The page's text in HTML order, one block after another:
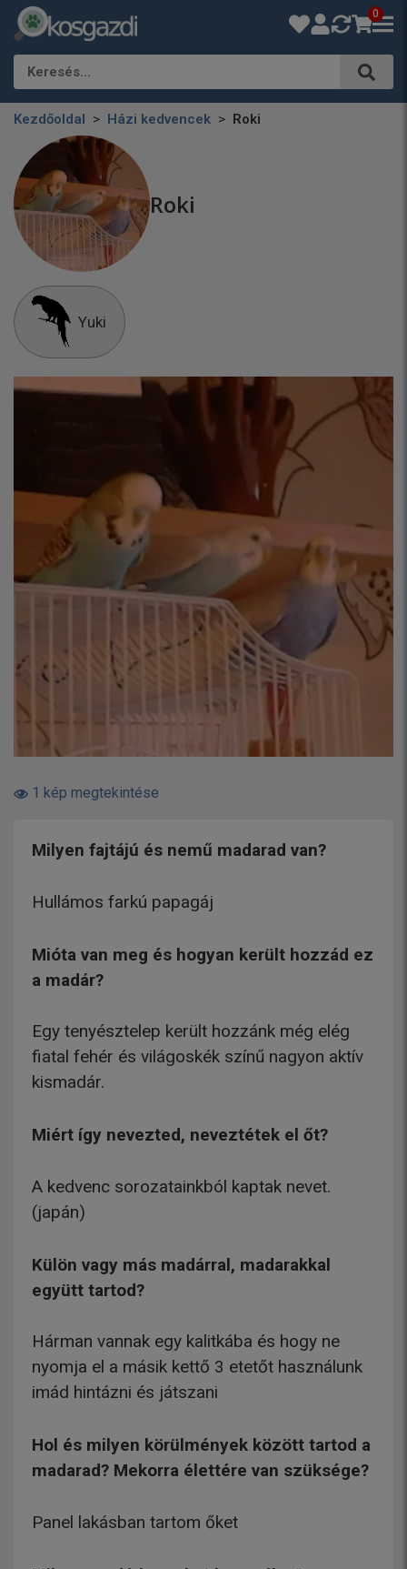
0
Keresés…
Kezdőoldal Házi kedvencek Roki
Roki
Yuki
1 kép megtekintése
Milyen fajtájú és nemű madarad van?
Hullámos farkú papagáj
Mióta van meg és hogyan került hozzád ez
a madár?
Egy tenyésztelep került hozzánk még elég
fiatal fehér és világoskék színű nagyon aktív
kismadár.
Miért így nevezted, neveztétek el őt?
A kedvenc sorozatainkból kaptak nevet.
(japán)
Külön vagy más madárral, madarakkal
együtt tartod?
Hárman vannak egy kalitkába és hogy ne
nyomja el a másik kettő 3 etetőt használunk
imád hintázni és játszani
Hol és milyen körülmények között tartod a
madarad? Mekorra élettére van szüksége?
Panel lakásban tartom őket